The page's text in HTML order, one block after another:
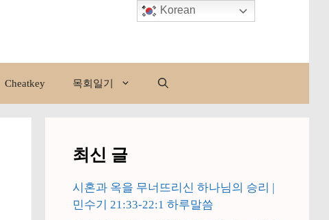
Cheatkey 목회일기
최신 글
시혼과 옥을 무너뜨리신 하나님의 승리 |
민수기 21:33-22:1 하루말씀
Korean